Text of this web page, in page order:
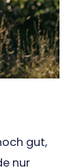
gut,
nur